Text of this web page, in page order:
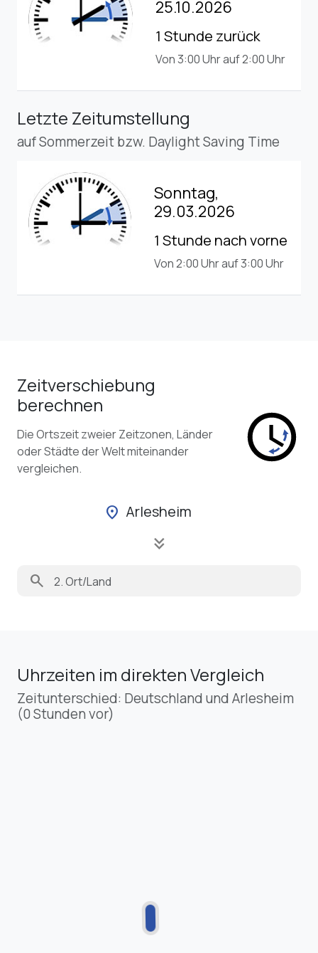
25.10.2026
1 Stunde zurück
Von 3:00 Uhr auf 2:00 Uhr
Letzte Zeitumstellung
auf Sommerzeit bzw. Daylight Saving Time
Sonntag,
29.03.2026
1 Stunde nach vorne
Von 2:00 Uhr auf 3:00 Uhr
Zeitverschiebung
berechnen
Die Ortszeit zweier Zeitzonen, Länder
oder Städte der Welt miteinander
vergleichen.
location_on Arlesheim
keyboard_double_arrow_down
search
Uhrzeiten im direkten Vergleich
Zeitunterschied: Deutschland und Arlesheim
(0 Stunden vor)